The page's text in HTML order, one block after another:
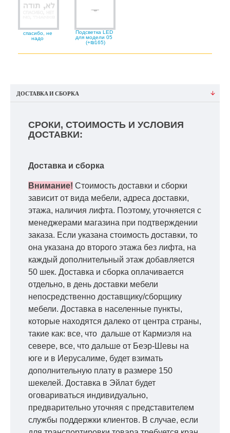
спасибо, не
надо
Подсветка LED
для модели 05
(+₪165)
ДОСТАВКА И СБОРКА
СРОКИ, СТОИМОСТЬ И УСЛОВИЯ
ДОСТАВКИ:
Доставка и сборка
Внимание! Стоимость доставки и сборки
зависит от вида мебели, адреса доставки,
этажа, наличия лифта. Поэтому, уточняется с
менеджерами магазина при подтверждении
заказа. Если указана стоимость доставки, то
она указана до второго этажа без лифта, на
каждый дополнительный этаж добавляется
50 шек. Доставка и сборка оплачивается
отдельно, в день доставки мебели
непосредственно доставщику/сборщику
мебели. Доставка в населенные пункты,
которые находятся далеко от центра страны,
такие как: все, что дальше от Кармиэля на
севере, все, что дальше от Беэр-Шевы на
юге и в Иерусалиме, будет взимать
дополнительную плату в размере 150
шекелей. Доставка в Эйлат будет
оговариваться индивидуально,
предварительно уточняя с представителем
службы поддержки клиентов. В случае, если